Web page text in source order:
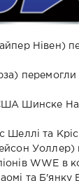
Нівен)
Шинске
та
Уоллер)
WWE в
та Б'янку